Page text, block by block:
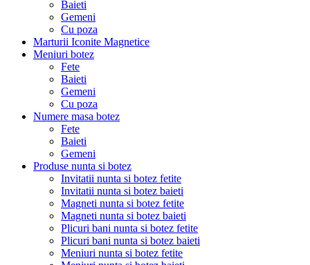
Baieti
Gemeni
Cu poza
Marturii Iconite Magnetice
Meniuri botez
Fete
Baieti
Gemeni
Cu poza
Numere masa botez
Fete
Baieti
Gemeni
Produse nunta si botez
Invitatii nunta si botez fetite
Invitatii nunta si botez baieti
Magneti nunta si botez fetite
Magneti nunta si botez baieti
Plicuri bani nunta si botez fetite
Plicuri bani nunta si botez baieti
Meniuri nunta si botez fetite